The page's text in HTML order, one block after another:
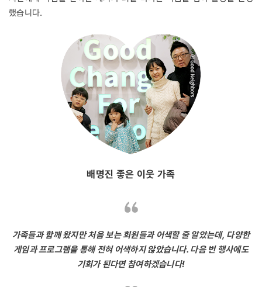
했습니다.
배명진 좋은 이웃 가족
가족들과 함께 왔지만 처음 보는 회원들과 어색할 줄 알았는데, 다양한
게임과 프로그램을 통해 전혀 어색하지 않았습니다. 다음 번 행사에도
기회가 된다면 참여하겠습니다!